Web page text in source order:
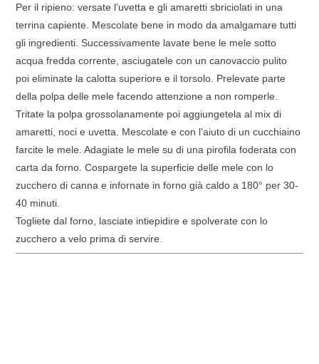
Per il ripieno: versate l’uvetta e gli amaretti sbriciolati in una
terrina capiente. Mescolate bene in modo da amalgamare tutti
gli ingredienti. Successivamente lavate bene le mele sotto
acqua fredda corrente, asciugatele con un canovaccio pulito
poi eliminate la calotta superiore e il torsolo. Prelevate parte
della polpa delle mele facendo attenzione a non romperle.
Tritate la polpa grossolanamente poi aggiungetela al mix di
amaretti, noci e uvetta. Mescolate e con l’aiuto di un cucchiaino
farcite le mele. Adagiate le mele su di una pirofila foderata con
carta da forno. Cospargete la superficie delle mele con lo
zucchero di canna e infornate in forno già caldo a 180° per 30-
40 minuti.
Togliete dal forno, lasciate intiepidire e spolverate con lo
zucchero a velo prima di servire.